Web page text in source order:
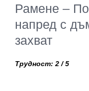
Larger
Рамене –
напред с
захват
Трудност: 2 / 5